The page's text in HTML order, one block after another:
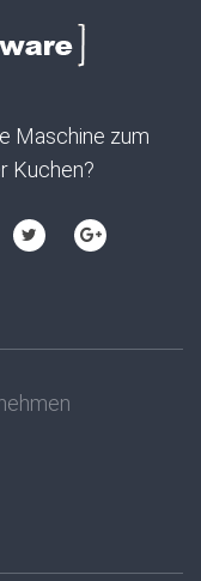
Maschine zum
Kuchen?